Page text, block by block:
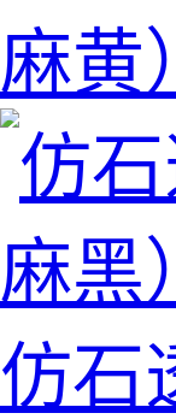
麻黄）
仿石